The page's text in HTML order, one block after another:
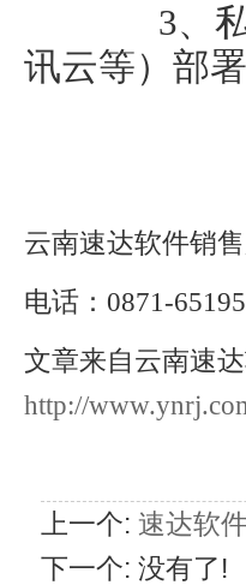
3、私有
讯云等）部
云南速达软件销
电话：0871-
文章来自云南速
http://
上一个: 速达软
下一个: 没有了!